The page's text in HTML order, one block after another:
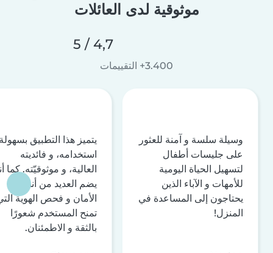
موثوقية لدى العائلات
4,7 / 5
3.400+ التقييمات
وسيلة سلسة و آمنة للعثور
على جليسات أطفال
لتسهيل الحياة اليومية
للأمهات و الآباء الذين
يحتاجون إلى المساعدة في
المنزل!
يتميز هذا التطبيق
استخدامه، و فائديته
العالية، و موثوقيّته. كما
يضم العديد من أنظمة
الأمان و فحص الهوية
تمنح المستخدم شعورًا
بالثقة و الاطمئنان.